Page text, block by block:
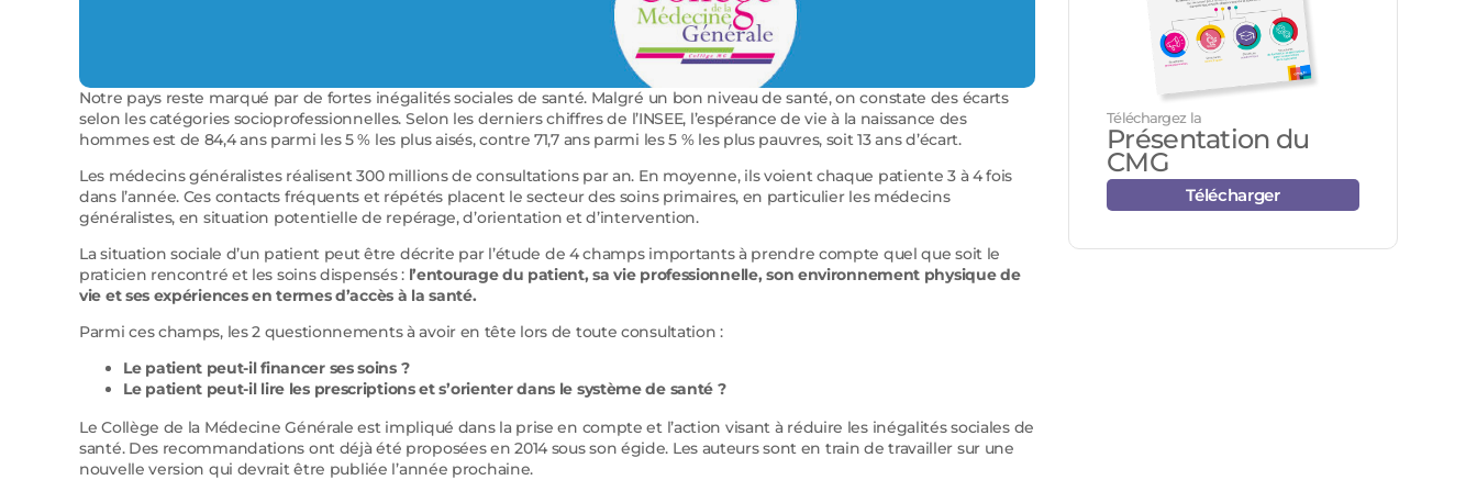
Notre pays reste marqué par de fortes inégalités sociales de santé. Malgré un bon niveau de santé, on constate des écarts
selon les catégories socioprofessionnelles. Selon les derniers chiffres de l’INSEE, l’espérance de vie à la naissance des
hommes est de 84,4 ans parmi les 5 % les plus aisés, contre 71,7 ans parmi les 5 % les plus pauvres, soit 13 ans d’écart.
Les médecins généralistes réalisent 300 millions de consultations par an. En moyenne, ils voient chaque patiente 3 à 4 fois
dans l’année. Ces contacts fréquents et répétés placent le secteur des soins primaires, en particulier les médecins
généralistes, en situation potentielle de repérage, d’orientation et d’intervention.
La situation sociale d’un patient peut être décrite par l’étude de 4 champs importants à prendre compte quel que soit le
praticien rencontré et les soins dispensés : l’entourage du patient, sa vie professionnelle, son environnement physique de
vie et ses expériences en termes d’accès à la santé.
Parmi ces champs, les 2 questionnements à avoir en tête lors de toute consultation :
Le patient peut-il financer ses soins ?
Le patient peut-il lire les prescriptions et s’orienter dans le système de santé ?
Le Collège de la Médecine Générale est impliqué dans la prise en compte et l’action visant à réduire les inégalités sociales de
santé. Des recommandations ont déjà été proposées en 2014 sous son égide. Les auteurs sont en train de travailler sur une
nouvelle version qui devrait être publiée l’année prochaine.
Téléchargez la
Présentation du
CMG
Télécharger